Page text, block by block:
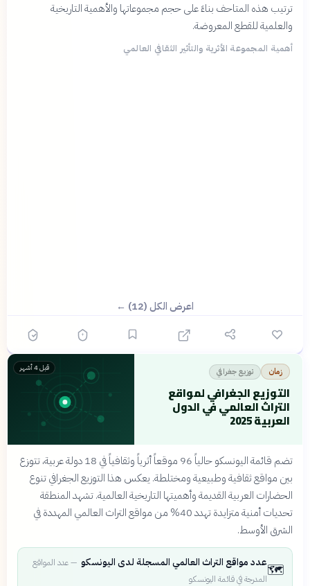
ترتيب هذه المتاحف بناءً على حجم مجموعاتها والأهمية التاريخية
والعلمية للقطع المعروضة.
أهمية المجموعة الأثرية والتأثير الثقافي العالمي
اعرض الكل (12) ←
زمان توزيع جغرافي
التوزيع الجغرافي لمواقع
التراث العالمي في الدول
العربية 2025
قبل 4 أشهر
تضم قائمة اليونسكو حالياً 96 موقعاً أثرياً وثقافياً في 18 دولة عربية، تتوزع
بين مواقع ثقافية وطبيعية ومختلطة. يعكس هذا التوزيع الجغرافي تنوع
الحضارات العربية القديمة وأهميتها التاريخية العالمية. تشهد المنطقة
تحديات أمنية متزايدة تهدد 40% من مواقع التراث العالمي المهددة في
الشرق الأوسط.
🗺️عدد مواقع التراث العالمي المسجلة لدى اليونسكو —عدد المواقع
المدرجة في قائمة اليونسكو